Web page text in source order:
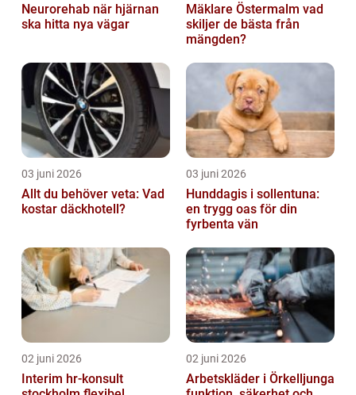
Neurorehab när hjärnan
ska hitta nya vägar
Mäklare Östermalm vad
skiljer de bästa från
mängden?
03 juni 2026
Allt du behöver veta: Vad
kostar däckhotell?
03 juni 2026
Hunddagis i sollentuna:
en trygg oas för din
fyrbenta vän
02 juni 2026
Interim hr-konsult
02 juni 2026
Arbetskläder i Örkelljunga